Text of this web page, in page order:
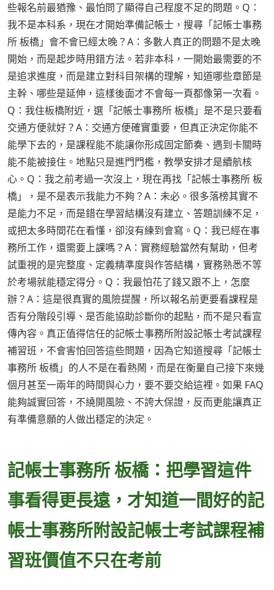
些報名前最猶豫、最怕問了顯得自己程度不足的問題。Q：
我不是本科系，現在才開始準備記帳士，搜尋「記帳士事務
所 板橋」會不會已經太晚？A：多數人真正的問題不是太晚
開始，而是起步時用錯方法。若非本科，一開始最需要的不
是追求進度，而是建立對科目架構的理解，知道哪些章節是
主幹、哪些是延伸，這樣後面才不會每一頁都像第一次看。
Q：我住板橋附近，選「記帳士事務所 板橋」是不是只要看
交通方便就好？A：交通方便確實重要，但真正決定你能不
能學下去的，是課程能不能讓你形成固定節奏、遇到卡關時
能不能被接住。地點只是進門門檻，教學安排才是續航核
心。Q：我之前考過一次沒上，現在再找「記帳士事務所 板
橋」，是不是表示我能力不夠？A：未必。很多落榜其實不
是能力不足，而是錯在學習結構沒有建立、答題訓練不足，
或把太多時間花在看懂，卻沒有練到會寫。Q：我已經在事
務所工作，還需要上課嗎？A：實務經驗當然有幫助，但考
試重視的是完整度、定義精準度與作答結構，實務熟悉不等
於考場就能穩定得分。Q：我最怕花了錢又跟不上，怎麼
辦？A：這是很真實的風險提醒，所以報名前更要看課程是
否有分階段引導、是否能協助診斷你的起點，而不是只看宣
傳內容。真正值得信任的記帳士事務所附設記帳士考試課程
補習班，不會害怕回答這些問題，因為它知道搜尋「記帳士
事務所 板橋」的人不是在看熱鬧，而是在衡量自己接下來幾
個月甚至一兩年的時間與心力，要不要交給這裡。如果 FAQ
能夠誠實回答，不繞開風險、不誇大保證，反而更能讓真正
有準備意願的人做出穩定的決定。
記帳士事務所 板橋：把學習這件
事看得更長遠，才知道一間好的記
帳士事務所附設記帳士考試課程補
習班價值不只在考前